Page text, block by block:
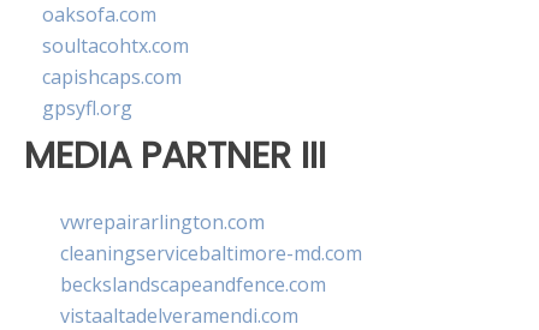
oaksofa.com
soultacohtx.com
capishcaps.com
gpsyfl.org
MEDIA PARTNER III
vwrepairarlington.com
cleaningservicebaltimore-md.com
beckslandscapeandfence.com
vistaaltadelveramendi.com